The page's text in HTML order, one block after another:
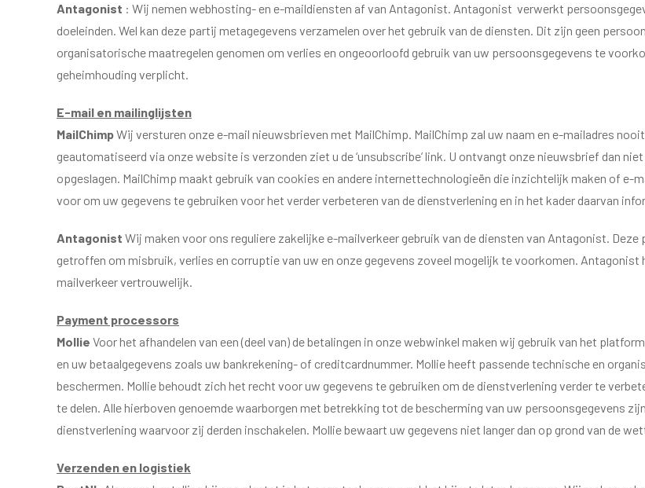
Antagonist : Wij nemen webhosting- en e-maildiensten af van Antagonist. Antagonist verwerkt
doeleinden. Wel kan deze partij metagegevens verzamelen over het gebruik van de diensten. Dit zijn geen
organisatorische maatregelen genomen om verlies en ongeoorloofd gebruik van uw persoonsgegevens te
geheimhouding verplicht.
E-mail en mailinglijsten
MailChimpWij versturen onze e-mail nieuwsbrieven met MailChimp. MailChimp zal uw naam en e-mailadres
geautomatiseerd via onze website is verzonden ziet u de ‘unsubscribe’ link. U ontvangt onze nieuwsbrief dan
opgeslagen. MailChimp maakt gebruik van cookies en andere internettechnologieën die inzichtelijk maken of e-
voor om uw gegevens te gebruiken voor het verder verbeteren van de dienstverlening en in het kader daarvan
Antagonist Wij maken voor ons reguliere zakelijke e-mailverkeer gebruik van de diensten van Antagonist.
getroffen om misbruik, verlies en corruptie van uw en onze gegevens zoveel mogelijk te voorkomen.
mailverkeer vertrouwelijk.
Payment processors
Mollie Voor het afhandelen van een (deel van) de betalingen in onze webwinkel maken wij gebruik van het
en uw betaalgegevens zoals uw bankrekening- of creditcardnummer. Mollie heeft passende technische en
beschermen. Mollie behoudt zich het recht voor uw gegevens te gebruiken om de dienstverlening verder te
te delen. Alle hierboven genoemde waarborgen met betrekking tot de bescherming van uw persoonsgegevens
dienstverlening waarvoor zij derden inschakelen. Mollie bewaart uw gegevens niet langer dan op grond van de
Verzenden en logistiek